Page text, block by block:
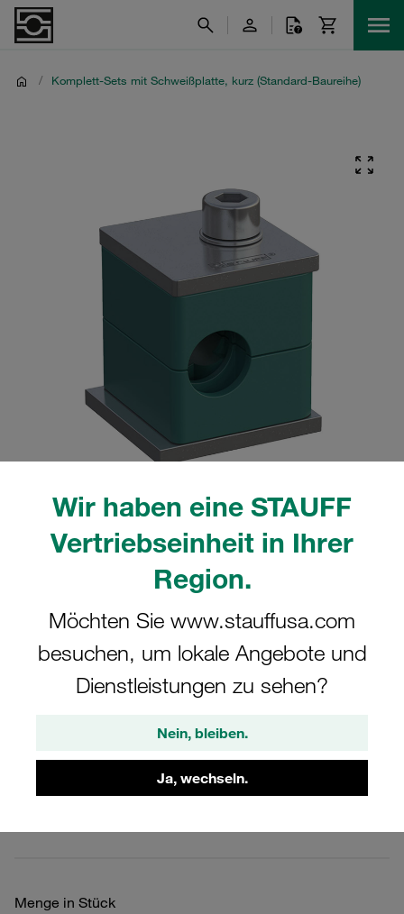
Wir haben eine STAUFF
Vertriebseinheit in Ihrer
Region.
Möchten Sie www.stauffusa.com
besuchen, um lokale Angebote und
Dienstleistungen zu sehen?
Nein, bleiben.
Ja, wechseln.
/ Komplett-Sets mit Schweißplatte, kurz (Standard-Baureihe)
tatsächlichen Produkt abweichen.
Mehr anzeigen
Komplettschelle Standard-Baureihe Gr.
1 Ø6mm Polypropylen W10 gerippt, mit
Vorspannung Anschweißpl., kurz
Deckpl., IS-Schraube
SP-106-PP-DP-IS-M-W10
STAUFF Materialnr. 1110001148
Menge in Stück